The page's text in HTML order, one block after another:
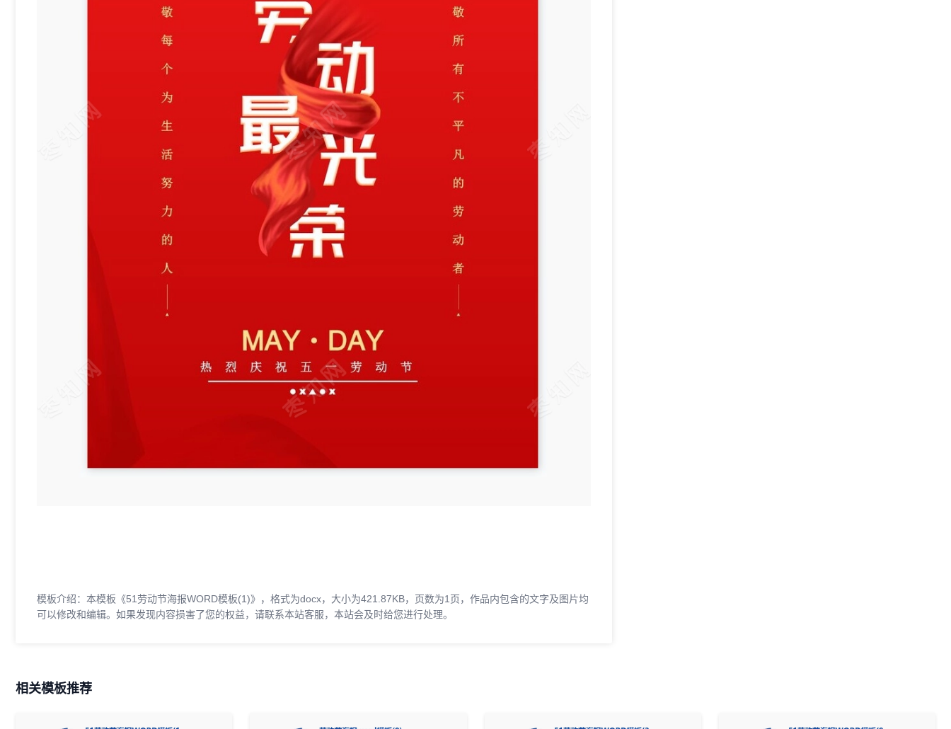
模板介绍：本模板《51劳动节海报WORD模板(1)》，格式为docx，大小为421.87KB，页数为1页，作品内包含的文字及图片均
可以修改和编辑。如果发现内容损害了您的权益，请联系本站客服，本站会及时给您进行处理。
相关模板推荐